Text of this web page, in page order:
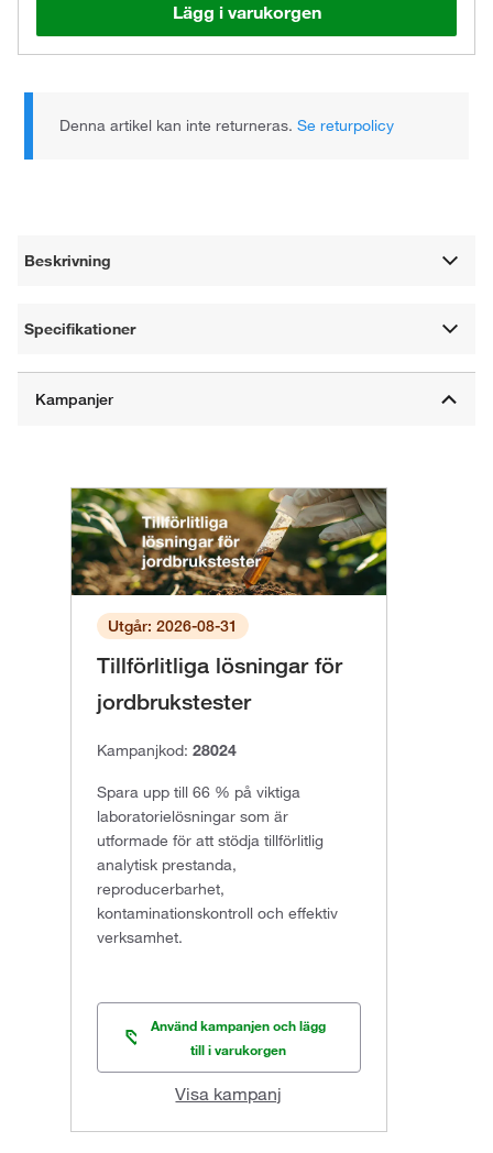
Lägg i varukorgen
Denna artikel kan inte returneras.Se returpolicy
Beskrivning
Specifikationer
Utgår: 2026-08-31
Tillförlitliga lösningar för
jordbrukstester
Kampanjkod: 28024
Spara upp till 66 % på viktiga
laboratorielösningar som är
utformade för att stödja tillförlitlig
analytisk prestanda,
reproducerbarhet,
kontaminationskontroll och effektiv
verksamhet.
Använd kampanjen och lägg
till i varukorgen
Visa kampanj